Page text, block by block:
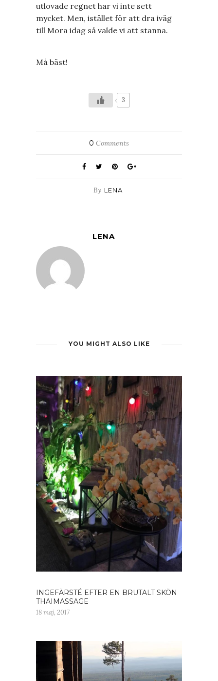
utlovade regnet har vi inte sett
mycket. Men, istället för att dra iväg
till Mora idag så valde vi att stanna.
Må bäst!
3
0 Comments
By LENA
LENA
YOU MIGHT ALSO LIKE
INGEFÄRSTÉ EFTER EN BRUTALT SKÖN
THAIMASSAGE
18 maj, 2017